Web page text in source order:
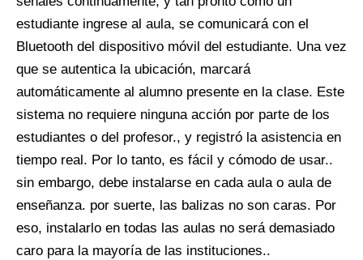
estudiante ingrese al aula, se comunicará con el
Bluetooth del dispositivo móvil del estudiante. Una vez
que se autentica la ubicación, marcará
automáticamente al alumno presente en la clase. Este
sistema no requiere ninguna acción por parte de los
estudiantes o del profesor., y registró la asistencia en
tiempo real. Por lo tanto, es fácil y cómodo de usar..
sin embargo, debe instalarse en cada aula o aula de
enseñanza. por suerte, las balizas no son caras. Por
eso, instalarlo en todas las aulas no será demasiado
caro para la mayoría de las instituciones..